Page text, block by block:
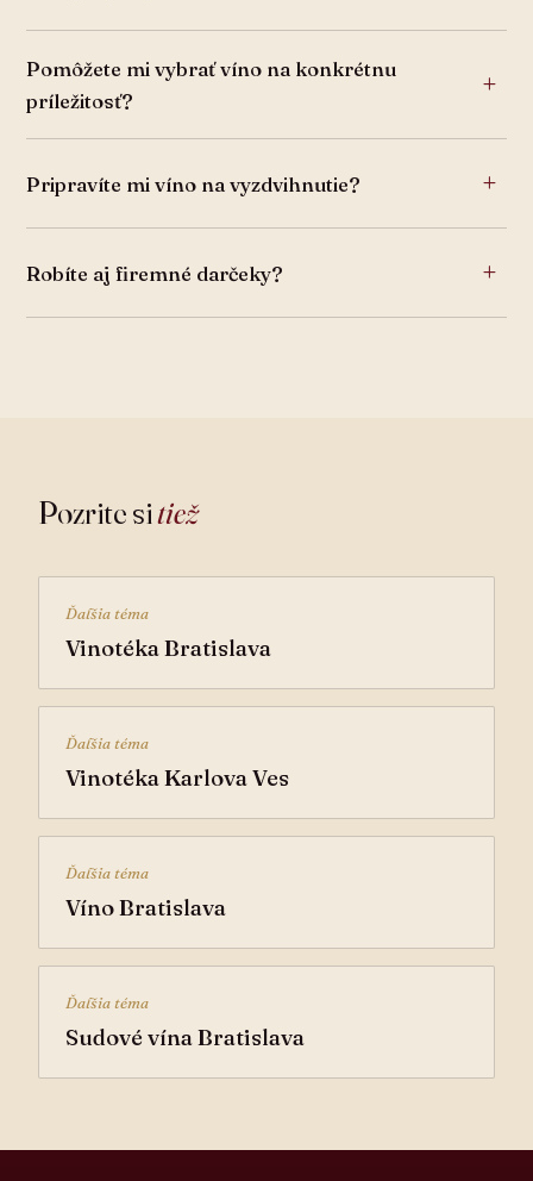
Pomôžete mi vybrať víno na konkrétnu
príležitosť?
Pripravíte mi víno na vyzdvihnutie?
Robíte aj firemné darčeky?
Pozrite sitiež
Ďalšia téma
Vinotéka Bratislava
Ďalšia téma
Vinotéka Karlova Ves
Ďalšia téma
Víno Bratislava
Ďalšia téma
Sudové vína Bratislava